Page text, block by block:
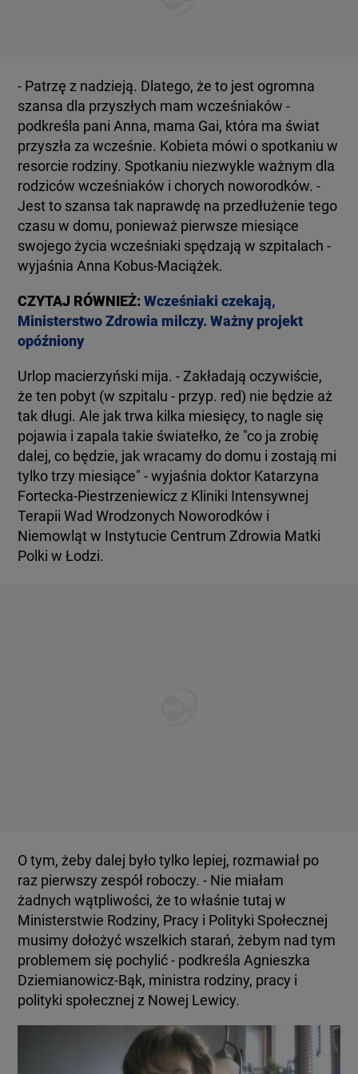
- Patrzę z nadzieją. Dlatego, że to jest ogromna
szansa dla przyszłych mam wcześniaków -
podkreśla pani Anna, mama Gai, która ma świat
przyszła za wcześnie. Kobieta mówi o spotkaniu w
resorcie rodziny. Spotkaniu niezwykle ważnym dla
rodziców wcześniaków i chorych noworodków. -
Jest to szansa tak naprawdę na przedłużenie tego
czasu w domu, ponieważ pierwsze miesiące
swojego życia wcześniaki spędzają w szpitalach -
wyjaśnia Anna Kobus-Maciążek.
CZYTAJ RÓWNIEŻ:Wcześniaki czekają,
Ministerstwo Zdrowia milczy. Ważny projekt
opóźniony
Urlop macierzyński mija. - Zakładają oczywiście,
że ten pobyt (w szpitalu - przyp. red) nie będzie aż
tak długi. Ale jak trwa kilka miesięcy, to nagle się
pojawia i zapala takie światełko, że "co ja zrobię
dalej, co będzie, jak wracamy do domu i zostają mi
tylko trzy miesiące" - wyjaśnia doktor Katarzyna
Fortecka-Piestrzeniewicz z Kliniki Intensywnej
Terapii Wad Wrodzonych Noworodków i
Niemowląt w Instytucie Centrum Zdrowia Matki
Polki w Łodzi.
O tym, żeby dalej było tylko lepiej, rozmawiał po
raz pierwszy zespół roboczy. - Nie miałam
żadnych wątpliwości, że to właśnie tutaj w
Ministerstwie Rodziny, Pracy i Polityki Społecznej
musimy dołożyć wszelkich starań, żebym nad tym
problemem się pochylić - podkreśla Agnieszka
Dziemianowicz-Bąk, ministra rodziny, pracy i